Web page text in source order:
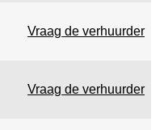
Vraag de verhuurder
Vraag de verhuurder